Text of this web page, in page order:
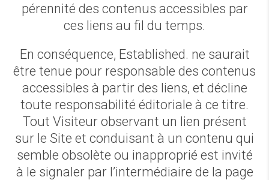
pérennité des contenus accessibles par
ces liens au fil du temps.
En conséquence, Established. ne saurait
être tenue pour responsable des contenus
accessibles à partir des liens, et décline
toute responsabilité éditoriale à ce titre.
Tout Visiteur observant un lien présent
sur le Site et conduisant à un contenu qui
semble obsolète ou inapproprié est invité
à le signaler par l’intermédiaire de la page